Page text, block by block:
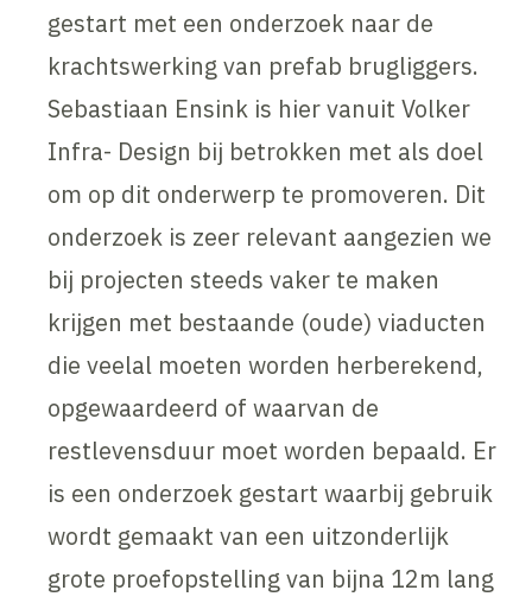
gestart met een onderzoek naar de
krachtswerking van prefab brugliggers.
Sebastiaan Ensink is hier vanuit Volker
Infra- Design bij betrokken met als doel
om op dit onderwerp te promoveren. Dit
onderzoek is zeer relevant aangezien we
bij projecten steeds vaker te maken
krijgen met bestaande (oude) viaducten
die veelal moeten worden herberekend,
opgewaardeerd of waarvan de
restlevensduur moet worden bepaald. Er
is een onderzoek gestart waarbij gebruik
wordt gemaakt van een uitzonderlijk
grote proefopstelling van bijna 12m lang